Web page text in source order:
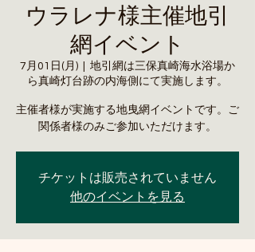
ウラレナ様主催地引
網イベント
7月01日(月)
地引網は三保真崎海水浴場か
ら真崎灯台跡の内海側にて実施します。
主催者様が実施する地曳網イベントです。ご
関係者様のみご参加いただけます。
チケットは販売されていません
他のイベントを見る